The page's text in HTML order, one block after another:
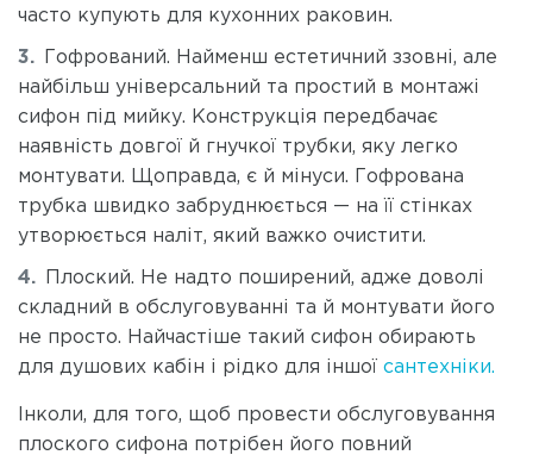
часто купують для кухонних раковин.
Гофрований. Найменш естетичний ззовні, але
найбільш універсальний та простий в монтажі
сифон під мийку. Конструкція передбачає
наявність довгої й гнучкої трубки, яку легко
монтувати. Щоправда, є й мінуси. Гофрована
трубка швидко забруднюється — на її стінках
утворюється наліт, який важко очистити.
Плоский. Не надто поширений, адже доволі
складний в обслуговуванні та й монтувати його
не просто. Найчастіше такий сифон обирають
для душових кабін і рідко для іншої сантехніки.
Інколи, для того, щоб провести обслуговування
плоского сифона потрібен його повний